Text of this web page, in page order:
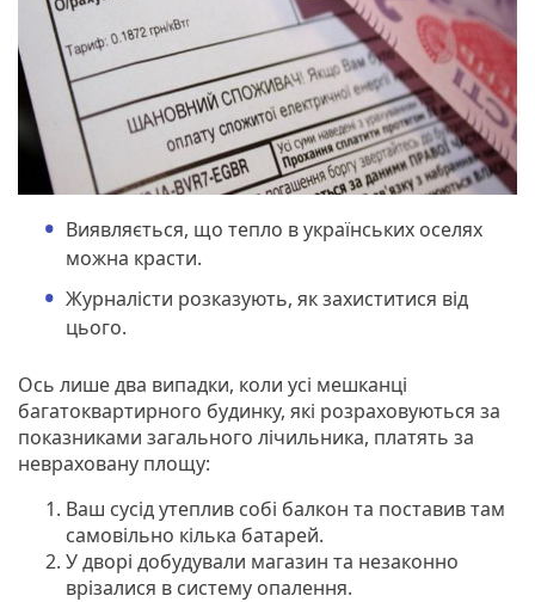
Виявляється, що тепло в українських оселях
можна красти.
Журналісти розказують, як захиститися від
цього.
Ось лише два випадки, коли усі мешканці
багатоквартирного будинку, які розраховуються за
показниками загального лічильника, платять за
невраховану площу:
Ваш сусід утеплив собі балкон та поставив там
самовільно кілька батарей.
У дворі добудували магазин та незаконно
врізалися в систему опалення.